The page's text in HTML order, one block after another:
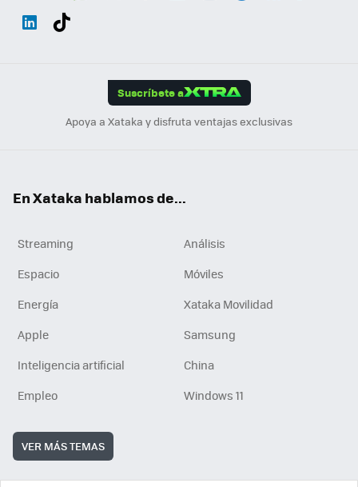
Suscríbete a
Apoya a Xataka y disfruta ventajas exclusivas
En Xataka hablamos de...
Streaming
Análisis
Espacio
Móviles
Energía
Xataka Movilidad
Apple
Samsung
Inteligencia artificial
China
Empleo
Windows 11
VER MÁS TEMAS